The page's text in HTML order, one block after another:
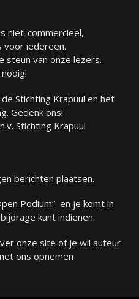
niet-commercieel,
voor iedereen.
steun van onze lezers.
Stichting Krapuul en het
Gedenk ons!
Stichting Krapuul
berichten plaatsen.
Podium” en je komt in
kunt indienen.
onze site of je wil auteur
ons opnemen